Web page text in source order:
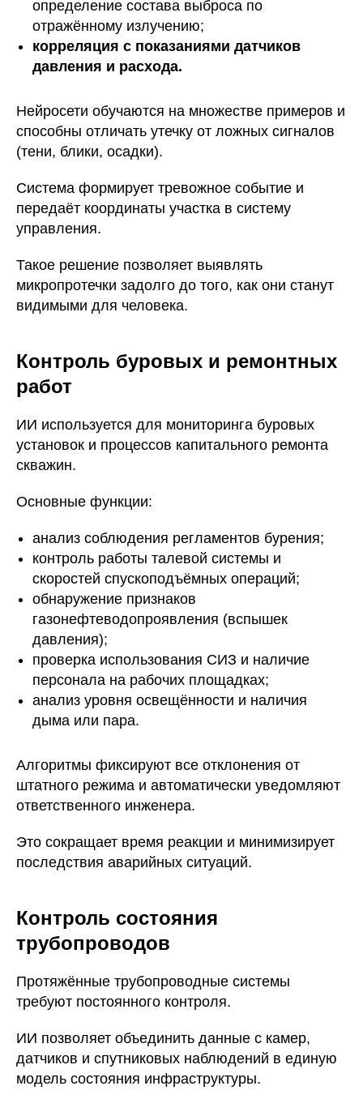
определение состава выброса по
отражённому излучению;
корреляция с показаниями датчиков
давления и расхода.
Нейросети обучаются на множестве примеров и
способны отличать утечку от ложных сигналов
(тени, блики, осадки).
Система формирует тревожное событие и
передаёт координаты участка в систему
управления.
Такое решение позволяет выявлять
микропротечки задолго до того, как они станут
видимыми для человека.
Контроль буровых и ремонтных
работ
ИИ используется для мониторинга буровых
установок и процессов капитального ремонта
скважин.
Основные функции:
анализ соблюдения регламентов бурения;
контроль работы талевой системы и
скоростей спускоподъёмных операций;
обнаружение признаков
газонефтеводопроявления (вспышек
давления);
проверка использования СИЗ и наличие
персонала на рабочих площадках;
анализ уровня освещённости и наличия
дыма или пара.
Алгоритмы фиксируют все отклонения от
штатного режима и автоматически уведомляют
ответственного инженера.
Это сокращает время реакции и минимизирует
последствия аварийных ситуаций.
Контроль состояния
трубопроводов
Протяжённые трубопроводные системы
требуют постоянного контроля.
ИИ позволяет объединить данные с камер,
датчиков и спутниковых наблюдений в единую
модель состояния инфраструктуры.